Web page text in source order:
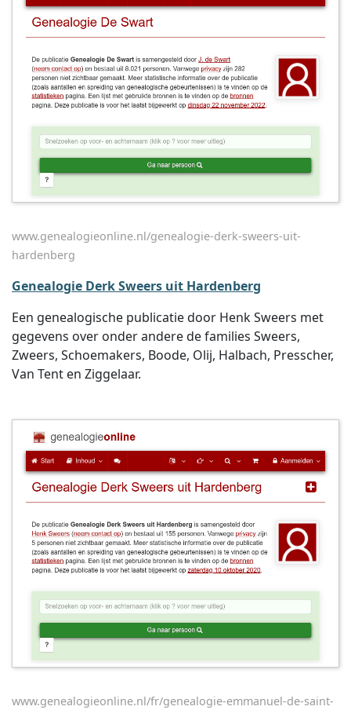
www.genealogieonline.nl/genealogie-derk-sweers-uit-
hardenberg
Genealogie Derk Sweers uit Hardenberg
Een genealogische publicatie door Henk Sweers met
gegevens over onder andere de families Sweers,
Zweers, Schoemakers, Boode, Olij, Halbach, Presscher,
Van Tent en Ziggelaar.
www.genealogieonline.nl/fr/genealogie-emmanuel-de-saint-